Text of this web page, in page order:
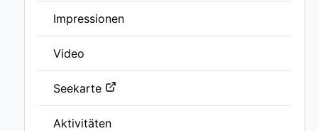
Impressionen
Video
Seekarte
Aktivitäten